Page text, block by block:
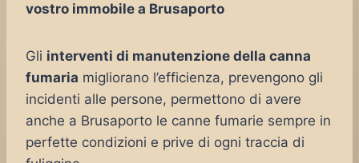
vostro immobile a Brusaporto
Gli interventi di manutenzione della canna
fumaria migliorano l’efficienza, prevengono gli
incidenti alle persone, permettono di avere
anche a Brusaporto le canne fumarie sempre in
perfette condizioni e prive di ogni traccia di